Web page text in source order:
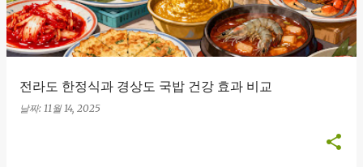
전라도 한정식과 경상도 국밥 건강 효과 비교
날짜: 11월 14, 2025